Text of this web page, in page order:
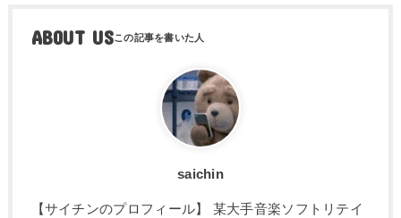
ABOUT US
saichin
【サイチンのプロフィール】 某大手音楽ソフトリテイ